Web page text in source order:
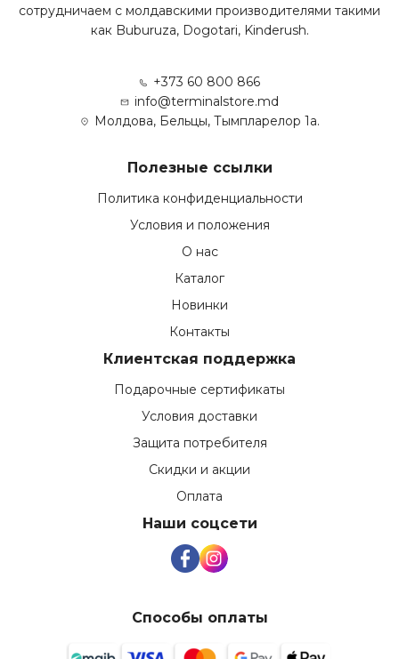
сотрудничаем с молдавскими производителями такими
как Buburuza, Dogotari, Kinderush.
+373 60 800 866
info@terminalstore.md
Молдова, Бельцы, Тымпларелор 1а.
Полезные ссылки
Политика конфиденциальности
Условия и положения
О нас
Каталог
Новинки
Контакты
Клиентская поддержка
Подарочные сертификаты
Условия доставки
Защита потребителя
Скидки и акции
Оплата
Наши соцсети
Способы оплаты